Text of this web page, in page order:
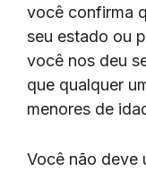
você confirma
seu estado ou
você nos deu
que qualquer
menores de
Você não deve